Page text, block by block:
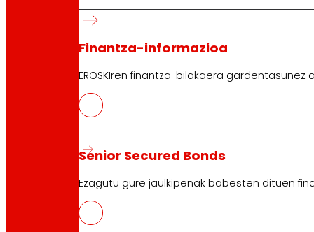
Finantza-informazioa
EROSKIren finantza-bilakaera
Senior Secured Bonds
Ezagutu gure jaulkipenak babesten dituen